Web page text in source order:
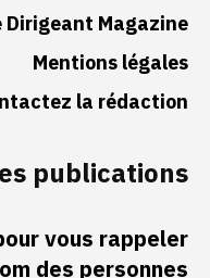
Dirigeant Magazine
Mentions légales
la rédaction
publications
vous rappeler
des personnes